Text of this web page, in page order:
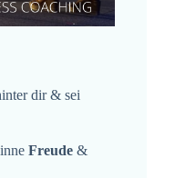
dir & sei
Freude &